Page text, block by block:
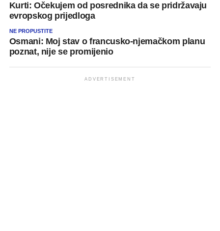
Kurti: Očekujem od posrednika da se pridržavaju
evropskog prijedloga
NE PROPUSTITE
Osmani: Moj stav o francusko-njemačkom planu
poznat, nije se promijenio
ADVERTISEMENT